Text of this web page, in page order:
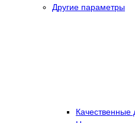
Другие параметры
Качественные